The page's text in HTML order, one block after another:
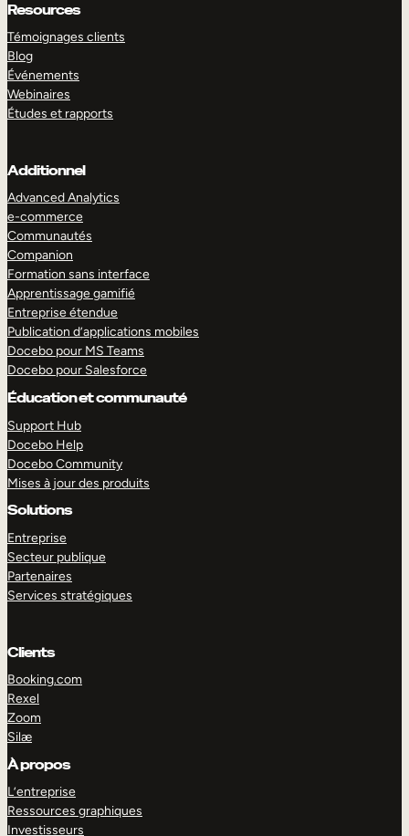
Resources
Témoignages clients
Blog
Événements
Webinaires
Études et rapports
Additionnel
Advanced Analytics
e-commerce
Communautés
Companion
Formation sans interface
Apprentissage gamifié
Entreprise étendue
Publication d’applications mobiles
Docebo pour MS Teams
Docebo pour Salesforce
Éducation et communauté
Support Hub
Docebo Help
Docebo Community
Mises à jour des produits
Solutions
Entreprise
Secteur publique
Partenaires
Services stratégiques
Clients
Booking.com
Rexel
Zoom
Silæ
À propos
L’entreprise
Ressources graphiques
Investisseurs